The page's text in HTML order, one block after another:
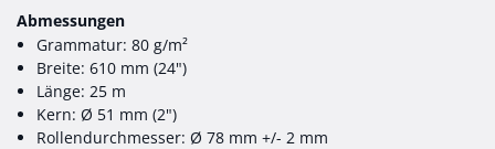
Abmessungen
Grammatur: 80 g/m²
Breite: 610 mm (24")
Länge: 25 m
Kern: Ø 51 mm (2")
Rollendurchmesser: Ø 78 mm +/- 2 mm